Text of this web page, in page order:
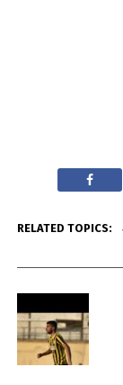
RELATED TOPICS: